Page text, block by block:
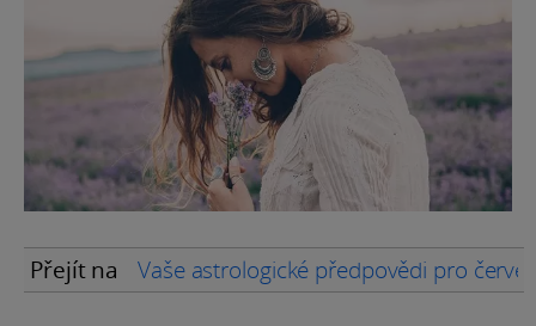
Přejít na Vaše astrologické předpovědi pro